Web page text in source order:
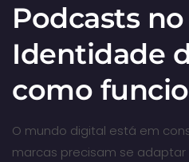
Podcasts
Identidade
como
O mundo digital está em
marcas precisam se